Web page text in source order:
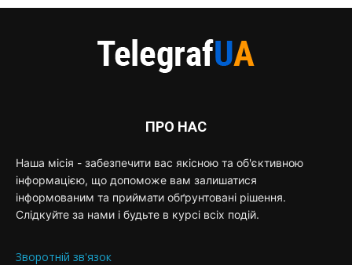
ПРО НАС
Наша місія - забезпечити вас якісною та об'єктивною
інформацією, що допоможе вам залишатися
інформованим та приймати обґрунтовані рішення.
Слідкуйте за нами і будьте в курсі всіх подій.
Зворотній зв'язок